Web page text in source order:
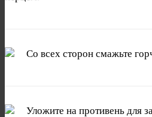
Со всех сторон смажьте
Уложите на противень для